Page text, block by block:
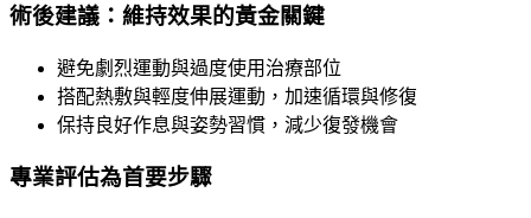
術後建議：維持效果的黃金關鍵
避免劇烈運動與過度使用治療部位
搭配熱敷與輕度伸展運動，加速循環與修復
保持良好作息與姿勢習慣，減少復發機會
專業評估為首要步驟